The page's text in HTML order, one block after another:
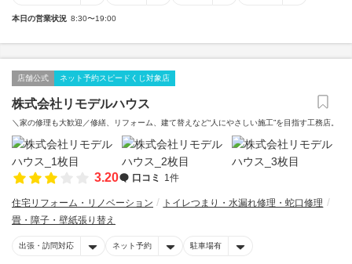
本日の営業状況 8:30〜19:00
店舗公式 ネット予約スピードくじ対象店
株式会社リモデルハウス
＼家の修理も大歓迎／修繕、リフォーム、建て替えなど“人にやさしい施工”を目指す工務店。
3.20 口コミ 1件
住宅リフォーム・リノベーション
トイレつまり・水漏れ修理・蛇口修理
畳・障子・壁紙張り替え
出張・訪問対応 ネット予約 駐車場有